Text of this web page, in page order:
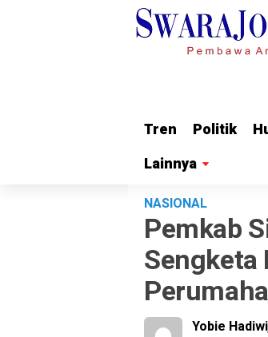
Tren Politik
Lainnya
Tren Politik
Lainnya
NASIONAL
Pemkab
Sengketa
Yobie